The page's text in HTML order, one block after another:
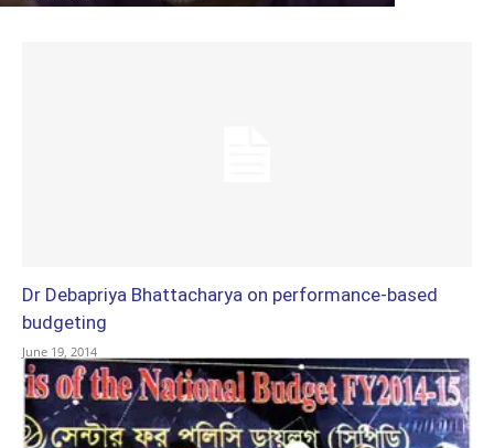
Dr Debapriya Bhattacharya on performance-based
budgeting
June 19, 2014